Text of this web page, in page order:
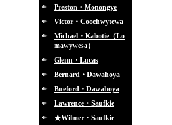
Preston・Monongye
Victor・Coochwytewa
Michael・Kabotie（Lo
mawywesa）
Glenn・Lucas
Bernard・Dawahoya
Bueford・Dawahoya
Lawrence・Saufkie
★Wilmer・Saufkie